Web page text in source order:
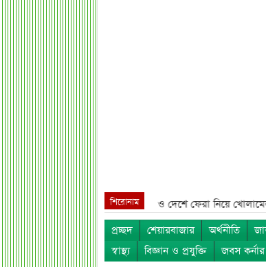
শিরোনাম
শেখ হাসিনা, মামলা ও দেশে ফেরা নিয়ে খোলামেলা
প্রচ্ছদ
শেয়ারবাজার অর্থনীতি
স্বাস্থ্য
বিজ্ঞান ও প্রযুক্তি জবস কর্নার